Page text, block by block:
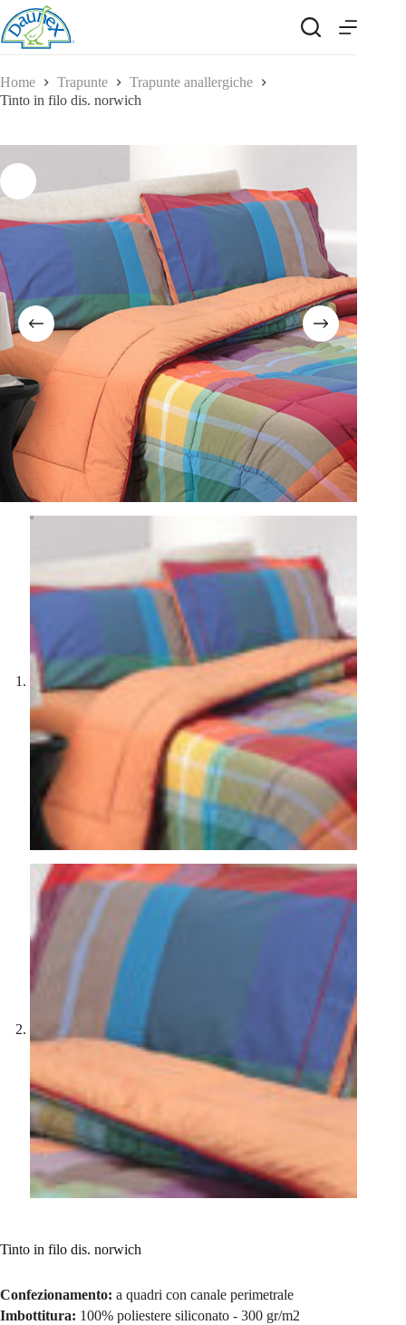
Salta
al
contenuto
Home Trapunte
Trapunte anallergiche
Tinto in filo dis. norwich
Tinto in filo dis. norwich
Confezionamento: a quadri con canale perimetrale
Imbottitura: 100% poliestere siliconato - 300 gr/m2